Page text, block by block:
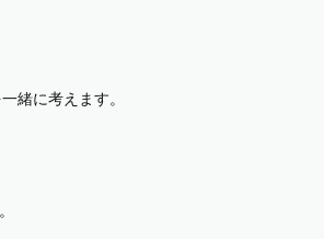
緒に考えます。